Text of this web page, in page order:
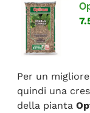
Per un
quindi una
della pianta